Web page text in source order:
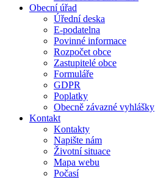
Obecní úřad
Úřední deska
E-podatelna
Povinné informace
Rozpočet obce
Zastupitelé obce
Formuláře
GDPR
Poplatky
Obecně závazné vyhlášky
Kontakt
Kontakty
Napište nám
Životní situace
Mapa webu
Počasí